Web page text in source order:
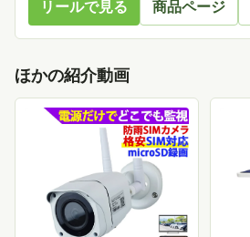
リールで見る 商品ページ
ほかの紹介動画